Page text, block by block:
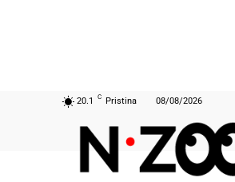
20.1 C Pristina 08/08/2026